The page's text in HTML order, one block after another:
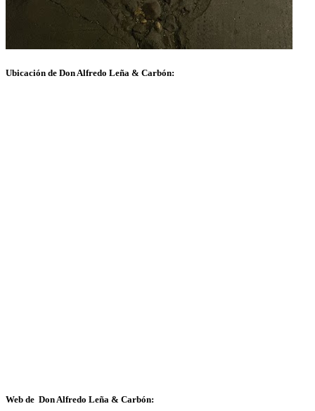
Ubicación de Don Alfredo Leña & Carbón:
Web de Don Alfredo Leña & Carbón: